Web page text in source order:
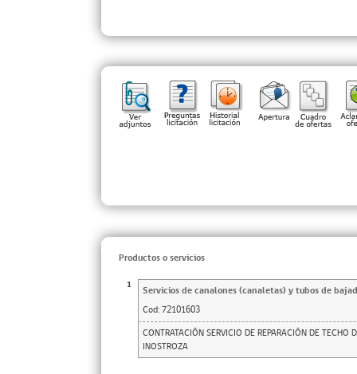
Productos o servicios
1
Servicios de canalones (canaletas) y tubos de
Cod: 72101603
CONTRATACIÓN SERVICIO DE REPARACIÓN DE
INOSTROZA